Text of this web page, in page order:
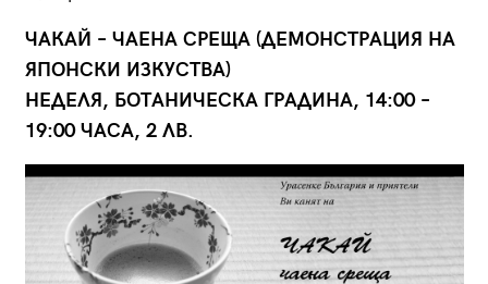
ЧАКАЙ – ЧАЕНА СРЕЩА (ДЕМОНСТРАЦИЯ НА
ЯПОНСКИ ИЗКУСТВА)
НЕДЕЛЯ, БОТАНИЧЕСКА ГРАДИНА, 14:00 –
19:00 ЧАСА, 2 ЛВ.